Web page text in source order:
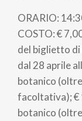
ORARIO:
COSTO: €
del biglietto
dal 28 aprile
botanico
facoltativa); €
botanico